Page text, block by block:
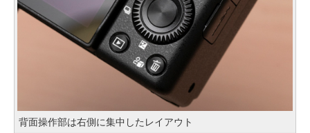
背面操作部は右側に集中したレイアウト